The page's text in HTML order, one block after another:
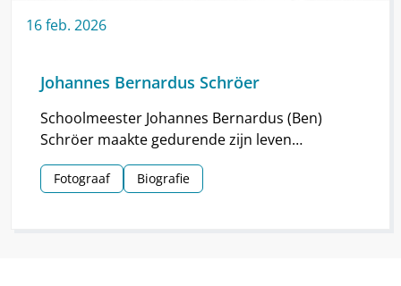
16feb. 2026
Johannes Bernardus Schröer
Schoolmeester Johannes Bernardus (Ben)
Schröer maakte gedurende zijn leven
haarscherpe foto’s in en om Nieuw-
Schoonebeek.
Fotograaf Biografie